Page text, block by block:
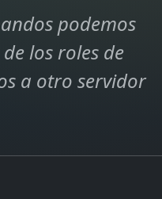
podemos
los roles de
a otro servidor